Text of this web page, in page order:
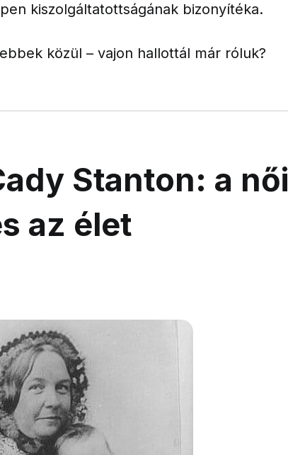
kiszolgáltatottságának bizonyítéka.
közül – vajon hallottál már róluk?
Stanton: a női
az élet